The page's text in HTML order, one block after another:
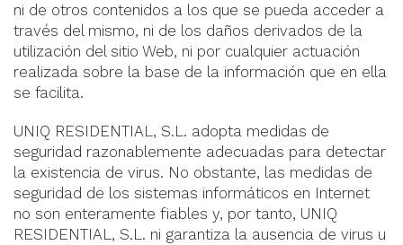
ni de otros contenidos a los que se pueda acceder a
través del mismo, ni de los daños derivados de la
utilización del sitio Web, ni por cualquier actuación
realizada sobre la base de la información que en ella
se facilita.
UNIQ RESIDENTIAL, S.L. adopta medidas de
seguridad razonablemente adecuadas para detectar
la existencia de virus. No obstante, las medidas de
seguridad de los sistemas informáticos en Internet
no son enteramente fiables y, por tanto, UNIQ
RESIDENTIAL, S.L. ni garantiza la ausencia de virus u